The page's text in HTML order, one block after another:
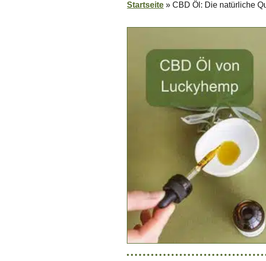
Startseite »CBD Öl: Die natürliche